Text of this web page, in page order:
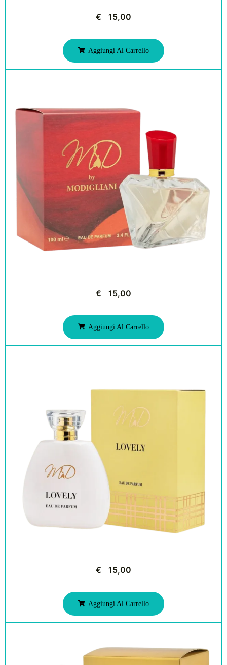
€ 15,00
Aggiungi Al Carrello
€ 15,00
Aggiungi Al Carrello
€ 15,00
Aggiungi Al Carrello